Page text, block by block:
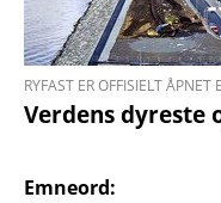
RYFAST ER OFFISIELT ÅPNET
Verdens dyreste
Emneord: